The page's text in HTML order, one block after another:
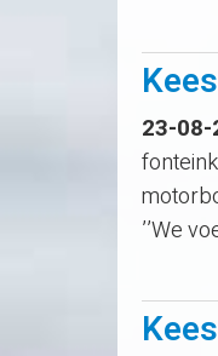
23-
’’We